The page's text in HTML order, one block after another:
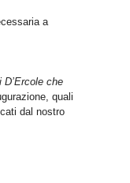
a
che
quali
dal nostro